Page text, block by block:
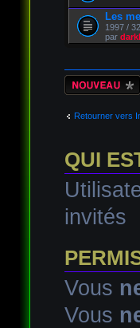
Les
1997 /
par
Écrire un nouveau
sujet
Retourner vers
QUI
invités
Vous
Vous